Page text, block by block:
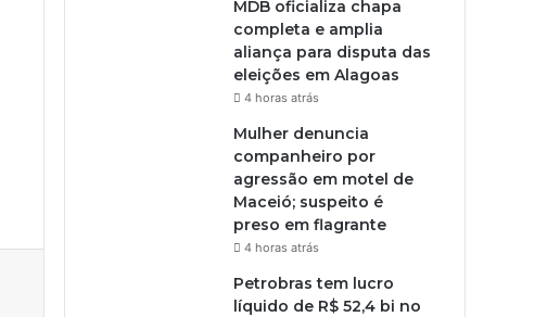
MDB oficializa chapa
completa e amplia
aliança para disputa das
eleições em Alagoas
4 horas atrás
Mulher denuncia
companheiro por
agressão em motel de
Maceió; suspeito é
preso em flagrante
4 horas atrás
Petrobras tem lucro
líquido de R$ 52,4 bi no